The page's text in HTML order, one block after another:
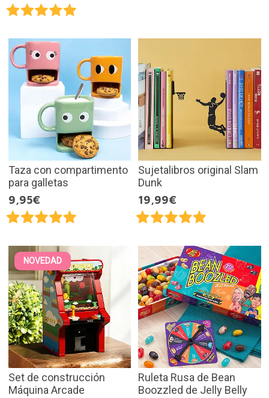
Taza con compartimento
para galletas
9,95€
Sujetalibros original Slam
Dunk
19,99€
NOVEDAD
Set de construcción
Máquina Arcade
Ruleta Rusa de Bean
Boozzled de Jelly Belly